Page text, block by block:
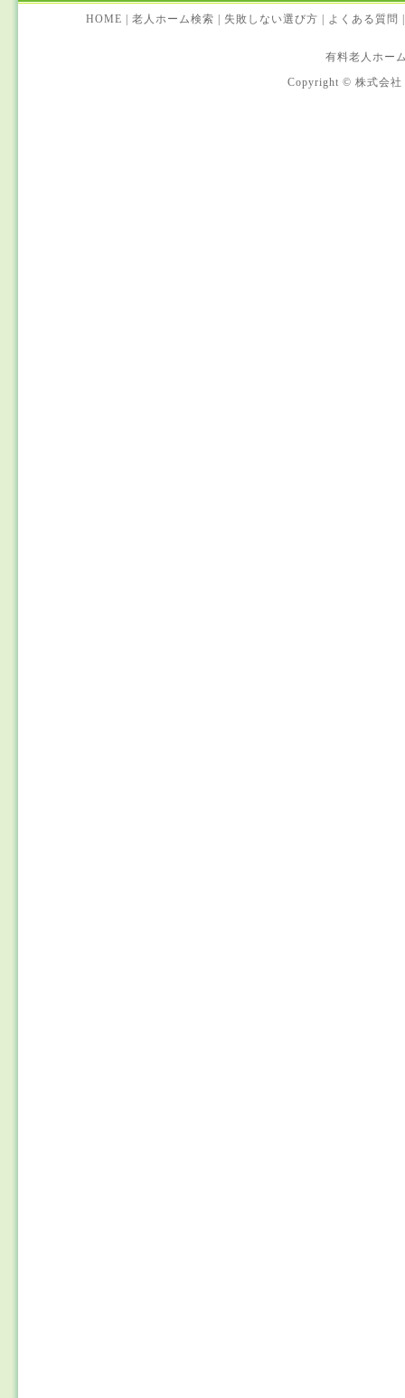
HOME 老人ホーム検索 失敗しない選び方 よくある質問
有料老人ホー
Copyright © 株式会社